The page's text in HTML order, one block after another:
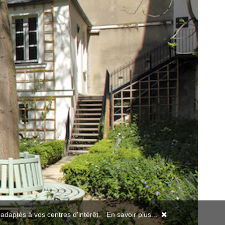
adaptés à vos centres d'intérêt.En savoir plus...